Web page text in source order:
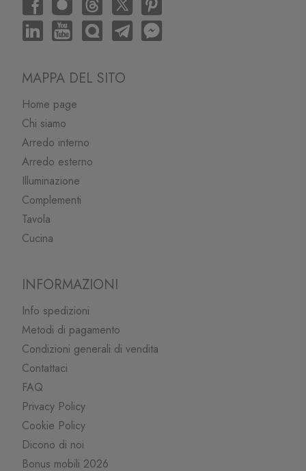
MAPPA DEL SITO
Home page
Chi siamo
Arredo interno
Arredo esterno
Illuminazione
Complementi
Tavola
Cucina
INFORMAZIONI
Info spedizioni
Metodi di pagamento
Condizioni generali di vendita
Contattaci
FAQ
Privacy Policy
Cookie Policy
Dicono di noi
Bonus mobili 2026